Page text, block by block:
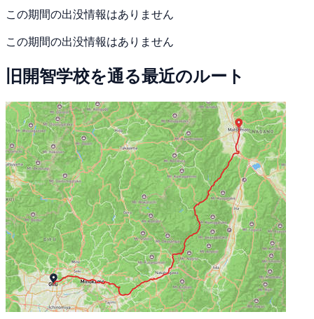
この期間の出没情報はありません
この期間の出没情報はありません
旧開智学校を通る最近のルート